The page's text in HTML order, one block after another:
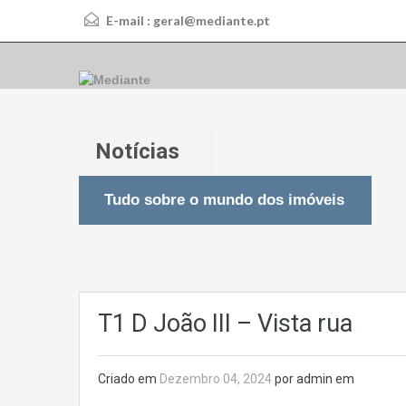
E-mail : geral@mediante.pt
Notícias
Tudo sobre o mundo dos imóveis
T1 D João III – Vista rua
Criado em Dezembro 04, 2024por admin em